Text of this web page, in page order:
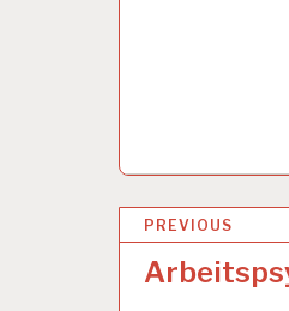
BPREVIOUS